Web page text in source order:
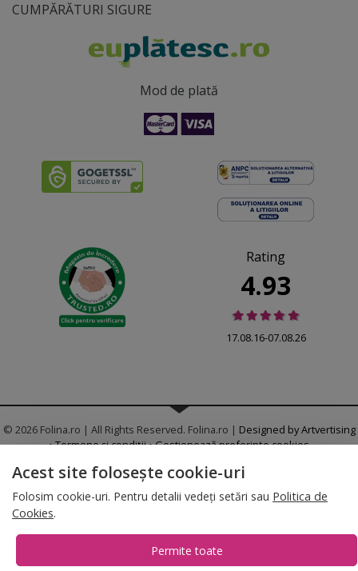
CUMPĂRĂTURI SIGURE
Mod de plată
Rating
4.93
17.08.16-07.08.26
© 2026 Folina.ro | All Rights Reserved. Folina.ro | Designed by Artvertising
•Termene și condiții•Gestionează preferințe cookies
T:+4 0754.069.667
Acest site folosește cookie-uri
Folosim cookie-uri. Pentru detalii vedeți setări sau Politica de
Cookies.
Permite toate